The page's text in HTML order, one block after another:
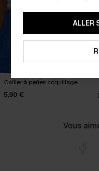
Collier à perles coquillage
5,90 €
Vous
ALLER